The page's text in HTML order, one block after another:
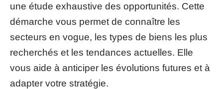
une étude exhaustive des opportunités. Cette
démarche vous permet de connaître les
secteurs en vogue, les types de biens les plus
recherchés et les tendances actuelles. Elle
vous aide à anticiper les évolutions futures et à
adapter votre stratégie.